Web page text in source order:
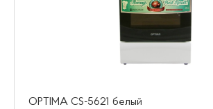
OPTIMA CS-5621 белый